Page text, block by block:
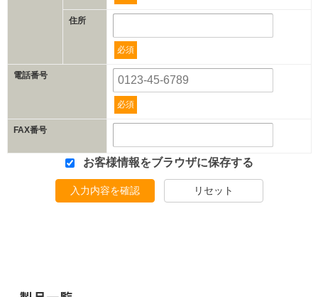
住所
必須
電話番号
必須
FAX番号
お客様情報をブラウザに保存する
入力内容を確認 リセット